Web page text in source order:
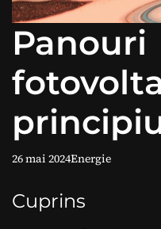
Panouri
aplicații
26 mai 2024Energie
Cuprins